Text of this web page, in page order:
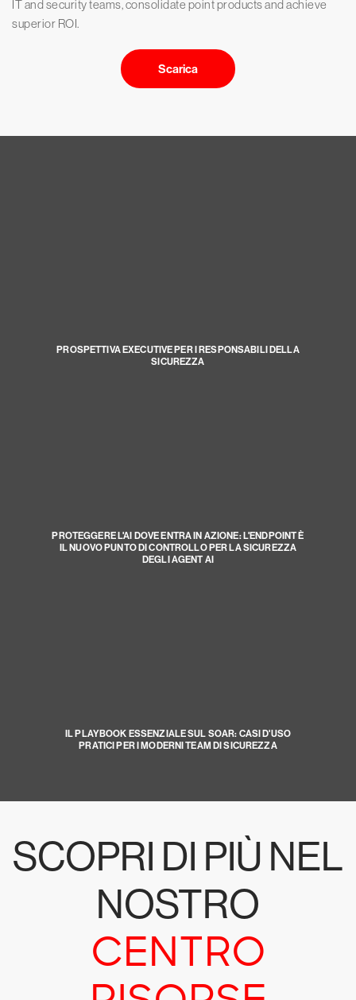
IT and security teams, consolidate point products and achieve
superior ROI.
Scarica
PROSPETTIVA EXECUTIVE PER I RESPONSABILI DELLA
SICUREZZA
PROTEGGERE L'AI DOVE ENTRA IN AZIONE: L'ENDPOINT È
IL NUOVO PUNTO DI CONTROLLO PER LA SICUREZZA
DEGLI AGENT AI
IL PLAYBOOK ESSENZIALE SUL SOAR: CASI D'USO
PRATICI PER I MODERNI TEAM DI SICUREZZA
SCOPRI DI PIÙ NEL
NOSTRO
CENTRO